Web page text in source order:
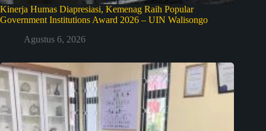
Kinerja Humas Diapresiasi, Kemenag Raih Popular
Government Institutions Award 2026 – UIN Walisongo
Agustus 6, 2026